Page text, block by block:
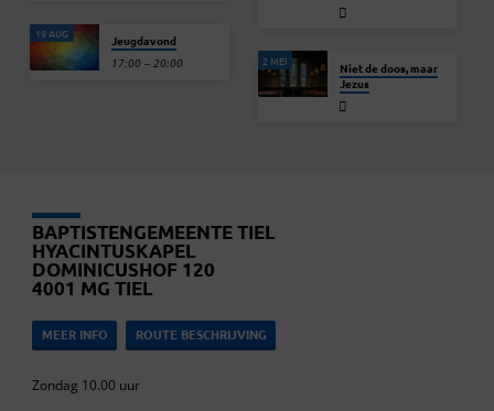
19 AUG Jeugdavond
17:00 – 20:00 2 MEI
Niet de doos, maar
Jezus
BAPTISTENGEMEENTE TIEL
HYACINTUSKAPEL
DOMINICUSHOF 120
4001 MG TIEL
MEER INFO ROUTE BESCHRIJVING
Zondag 10.00 uur